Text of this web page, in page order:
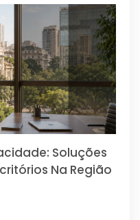
Soluções
Na Região